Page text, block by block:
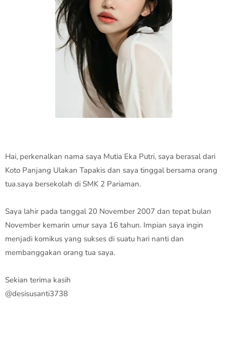
Hai, perkenalkan nama saya Mutia Eka Putri, saya berasal dari
Koto Panjang Ulakan Tapakis dan saya tinggal bersama orang
tua.saya bersekolah di SMK 2 Pariaman.
Saya lahir pada tanggal 20 November 2007 dan tepat bulan
November kemarin umur saya 16 tahun. Impian saya ingin
menjadi komikus yang sukses di suatu hari nanti dan
membanggakan orang tua saya.
Sekian terima kasih
@desisusanti3738